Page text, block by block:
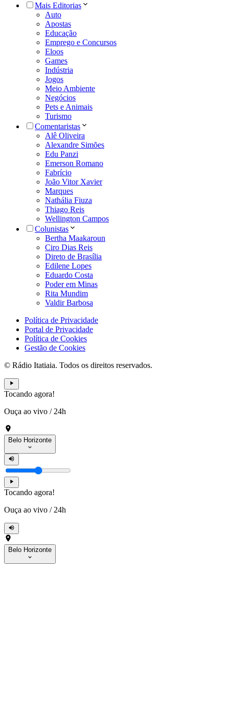
Mais Editorias
Auto
Apostas
Educação
Emprego e Concursos
Eloos
Games
Indústria
Jogos
Meio Ambiente
Negócios
Pets e Animais
Turismo
Comentaristas
Alê Oliveira
Alexandre Simões
Edu Panzi
Emerson Romano
Fabrício
João Vitor Xavier
Marques
Nathália Fiuza
Thiago Reis
Wellington Campos
Colunistas
Bertha Maakaroun
Ciro Dias Reis
Direto de Brasília
Edilene Lopes
Eduardo Costa
Poder em Minas
Rita Mundim
Valdir Barbosa
Política de Privacidade
Portal de Privacidade
Política de Cookies
Gestão de Cookies
© Rádio Itatiaia. Todos os direitos reservados.
Tocando agora!
Ouça ao vivo / 24h
Belo Horizonte
Tocando agora!
Ouça ao vivo / 24h
Belo Horizonte